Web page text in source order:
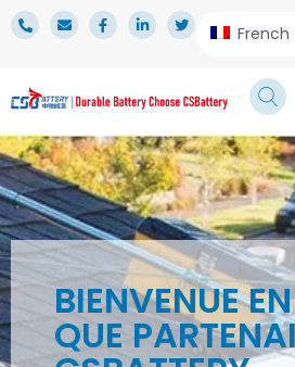
French
BIENVENUE
QUE